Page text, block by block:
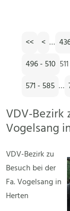
<<
< …
496 - 510
571 - 585 …
VDV-Bezirk
Vogelsang
VDV-Bezirk zu
Besuch bei der
Fa. Vogelsang in
Herten